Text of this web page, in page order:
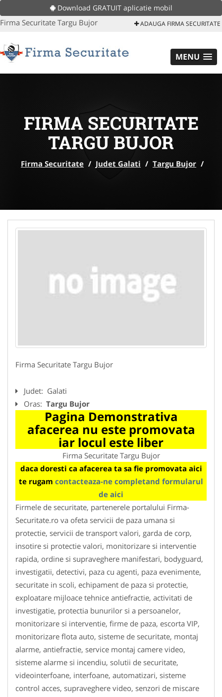
Download GRATUIT aplicatie mobil
Firma Securitate Targu Bujor ADAUGA FIRMA SECURITATE
MENU
FIRMA SECURITATE
TARGU BUJOR
Firma Securitate / Judet Galati / Targu Bujor /
Firma Securitate Targu Bujor
Judet: Galati
Oras: Targu Bujor
Pagina Demonstrativa
afacerea nu este promovata
iar locul este liber
Firma Securitate Targu Bujor
daca doresti ca afacerea ta sa fie promovata aici
te rugam contacteaza-ne completand formularul
de aici
Firmele de securitate, partenerele portalului Firma-
Securitate.ro va ofeta servicii de paza umana si
protectie, servicii de transport valori, garda de corp,
insotire si protectie valori, monitorizare si interventie
rapida, ordine si supraveghere manifestari, bodyguard,
investigatii, detectivi, paza cu agenti, paza evenimente,
securitate in scoli, echipament de paza si protectie,
exploatare mijloace tehnice antiefractie, activitati de
investigatie, protectia bunurilor si a persoanelor,
monitorizare si interventie, firme de paza, escorta VIP,
monitorizare flota auto, sisteme de securitate, montaj
alarme, antiefractie, service montaj camere video,
sisteme alarme si incendiu, solutii de securitate,
videointerfoane, interfoane, automatizari, sisteme
control acces, supraveghere video, senzori de miscare